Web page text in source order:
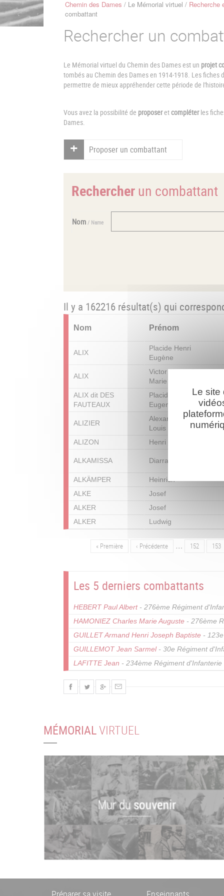
Fil
Chemin des Dames Le Mémorial virtuel Recherche
combattant
Rechercher un
Le Mémorial virtuel du Chemin des Dames est un projet
tombés au Chemin des Dames en 1914-1918. Les
permettre de mieux appréhender cette période de
Vous avez la possibilité de proposeretcompléterles
Dames.
Proposer un combattant
Rechercherun combattant
Nom / Name
Il y a 162216 résultat(s) qui
Nom Prénom
ALIX
Placide Henri
Eugène
ALIX
Victor Alexandre
Marie
ALIX dit DES
FAUTEAUX
Placide Henri
Eugene
ALIZIER
Alexandre Georges
Louis
ALIZON Henri Clément
ALKAMISSA Diarra
ALKÄMPER Heinrich
ALKE
Josef
ALKER
Josef
ALKER
Ludwig
PaginationPremière
« Première
Page
‹ Précédente … Page
152 Page
153
Les 5 derniers combattants
HEBERT Paul Albert- 276ème Régiment
HAMONIEZ Charles Marie Auguste - 276ème
GUILLET Armand Henri Joseph Baptiste -
GUILLEMOT Jean Sarmel- 30e Régiment
LAFITTE Jean - 234ème Régiment d'Infanterie
MÉMORIALVIRTUEL
Le site